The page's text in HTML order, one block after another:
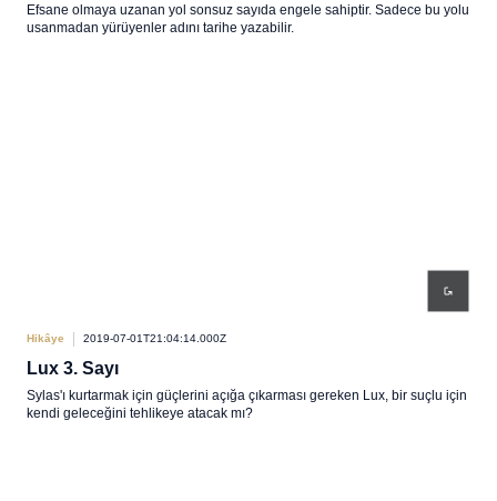
Efsane olmaya uzanan yol sonsuz sayıda engele sahiptir. Sadece bu yolu
usanmadan yürüyenler adını tarihe yazabilir.
Hikâye 2019-07-01T21:04:14.000Z
Lux 3. Sayı
Sylas'ı kurtarmak için güçlerini açığa çıkarması gereken Lux, bir suçlu için
kendi geleceğini tehlikeye atacak mı?